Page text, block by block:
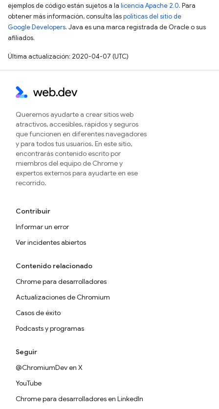
ejemplos de código están sujetos a la licencia Apache 2.0. Para
obtener más información, consulta laspolíticas del sitio de
Google Developers. Java es una marca registrada de Oracle o sus
afiliados.
Última actualización: 2020-04-07 (UTC)
Queremos ayudarte a crear sitios web
atractivos, accesibles, rápidos y seguros
que funcionen en diferentes navegadores
y para todos tus usuarios. En este sitio,
encontrarás contenido escrito por
miembros del equipo de Chrome y
expertos externos para ayudarte en ese
recorrido.
Contribuir
Informar un error
Ver incidentes abiertos
Contenido relacionado
Chrome para desarrolladores
Actualizaciones de Chromium
Casos de éxito
Podcasts y programas
Seguir
@ChromiumDev en X
YouTube
Chrome para desarrolladores en LinkedIn